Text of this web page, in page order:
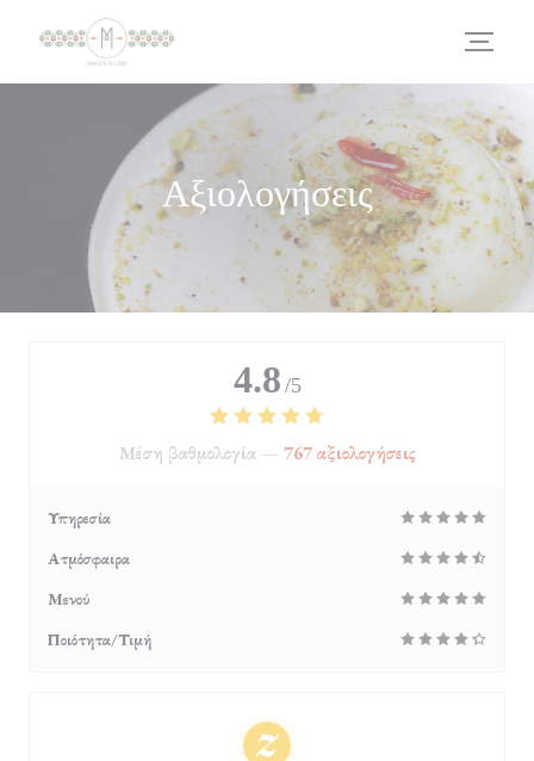
Πίνακας διαχείρισης "Μπισκότων" (Cookies)
Αξιολογήσεις
4.8 /5
Μέση βαθμολογία —767 αξιολογήσεις
Υπηρεσία
Ατμόσφαιρα
Μενού
Ποιότητα/Τιμή